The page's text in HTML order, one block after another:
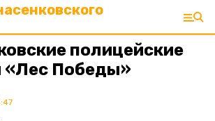
полицейские
«Лес Победы»